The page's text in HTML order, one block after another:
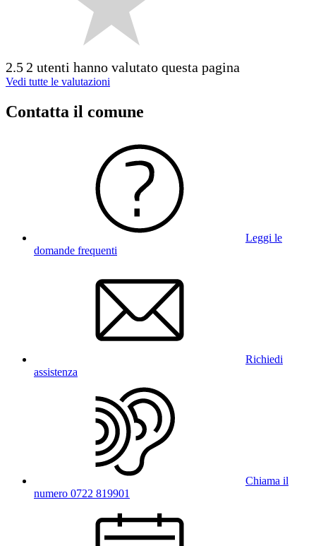
2.5 2 utenti hanno valutato questa pagina
Vedi tutte le valutazioni
Contatta il comune
Leggi le
domande frequenti
Richiedi
assistenza
Chiama il
numero 0722 819901